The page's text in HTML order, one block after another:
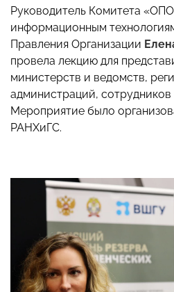
Руководитель Комитета
информационным
Правления Организации
провела лекцию для
министерств и ведомств,
администраций, сотрудников
Мероприятие было
РАНХиГС.